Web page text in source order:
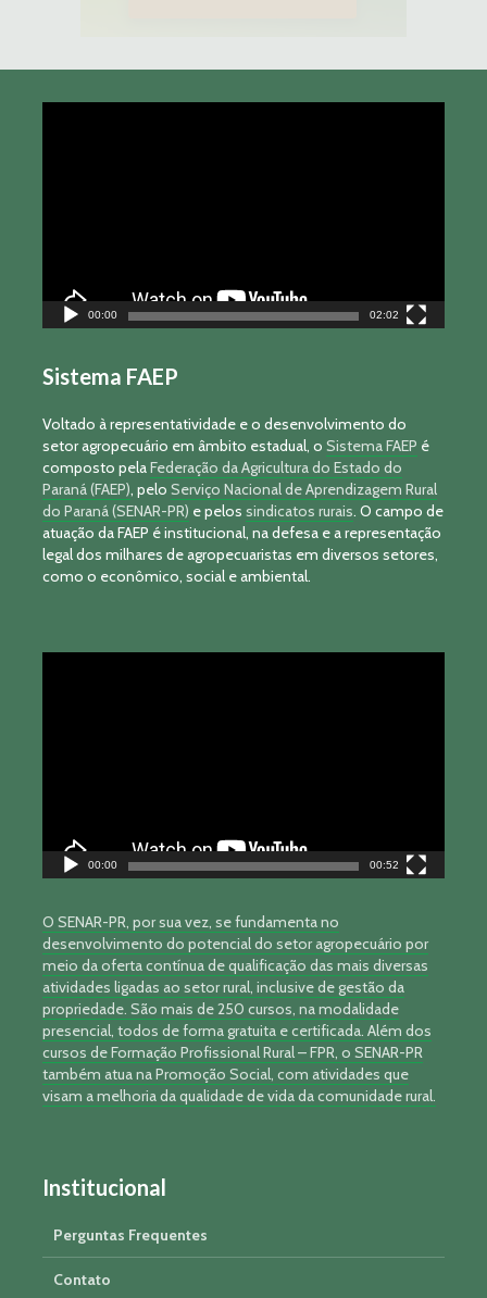
00:00 02:02
Sistema FAEP
Voltado à representatividade e o desenvolvimento do
setor agropecuário em âmbito estadual, o Sistema FAEP é
composto pelaFederação da Agricultura do Estado do
Paraná (FAEP), pelo Serviço Nacional de Aprendizagem Rural
do Paraná (SENAR-PR) e pelos sindicatos rurais. O campo de
atuação da FAEP é institucional, na defesa e a representação
legal dos milhares de agropecuaristas em diversos setores,
como o econômico, social e ambiental.
00:00 00:52
O SENAR-PR, por sua vez, se fundamenta no
desenvolvimento do potencial do setor agropecuário por
meio da oferta contínua de qualificação das mais diversas
atividades ligadas ao setor rural, inclusive de gestão da
propriedade. São mais de 250 cursos, na modalidade
presencial, todos de forma gratuita e certificada. Além dos
cursos de Formação Profissional Rural – FPR, o SENAR-PR
também atua na Promoção Social, com atividades que
visam a melhoria da qualidade de vida da comunidade rural.
Institucional
Perguntas Frequentes
Contato